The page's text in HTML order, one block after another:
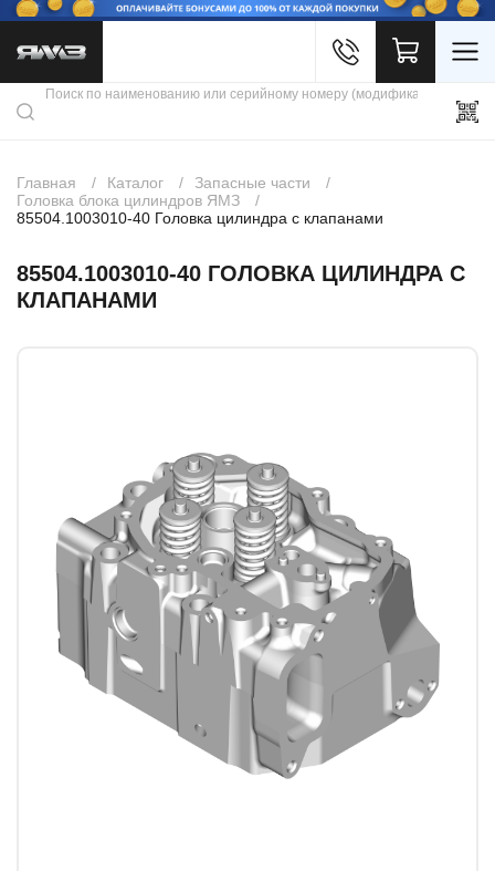
Каталог продукции
Скидки
Контакты
Главная Каталог
Запасные части
Головка блока цилиндров ЯМЗ
85504.1003010-40 Головка цилиндра с клапанами
85504.1003010-40 ГОЛОВКА ЦИЛИНДРА С
КЛАПАНАМИ